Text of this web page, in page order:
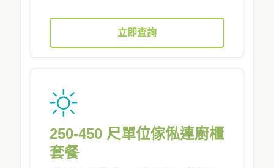
立即查詢
250-450 尺單位傢俬連廚櫃
套餐